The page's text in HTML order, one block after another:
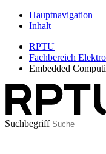
Hauptnavigation
Inhalt
RPTU
Fachbereich
Embedded
Suchbegriff